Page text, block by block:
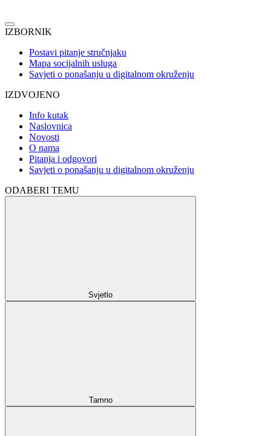
IZBORNIK
Postavi pitanje stručnjaku
Mapa socijalnih usluga
Savjeti o ponašanju u digitalnom okruženju
IZDVOJENO
Info kutak
Naslovnica
Novosti
O nama
Pitanja i odgovori
Savjeti o ponašanju u digitalnom okruženju
ODABERI TEMU
Svjetlo
Tamno